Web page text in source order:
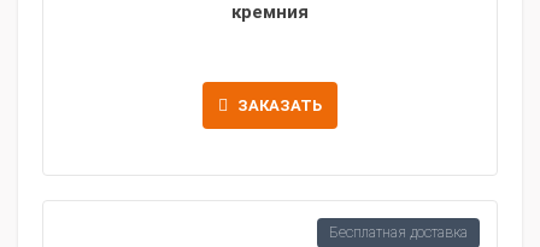
кремния
ЗАКАЗАТЬ
Бесплатная доставка